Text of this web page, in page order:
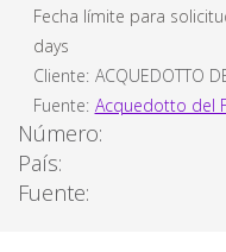
Fecha límite para
days
Cliente: ACQUEDOTTO
Fuente: Acquedotto del
Número:
País:
Fuente: